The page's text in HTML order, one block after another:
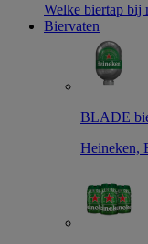
Welke biertap bij
Biervaten
BLADE
Heineken,